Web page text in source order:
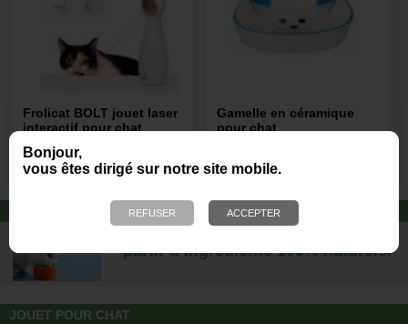
Bonjour,
vous êtes dirigé sur notre site mobile.
Frolicat BOLT jouet laser
interactif pour chat
26,50 €
Gamelle en céramique
pour chat
4,95 €
ALIMENTATION CAT'S LOVE
Des repas complets pour chats, à
partir d’ingrédients 100% naturels.
JOUET POUR CHAT